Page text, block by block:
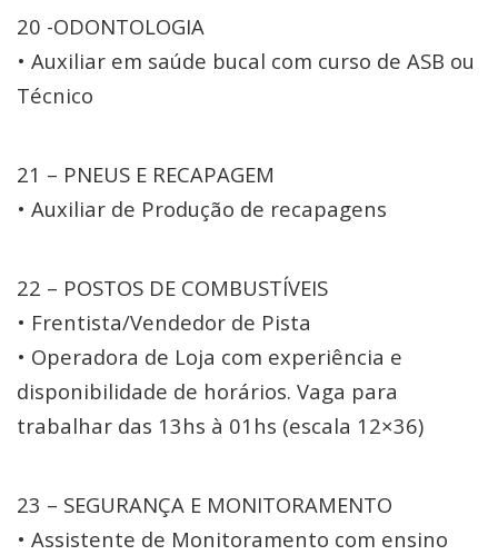
20 -ODONTOLOGIA
• Auxiliar em saúde bucal com curso de ASB ou
Técnico
21 – PNEUS E RECAPAGEM
• Auxiliar de Produção de recapagens
22 – POSTOS DE COMBUSTÍVEIS
• Frentista/Vendedor de Pista
• Operadora de Loja com experiência e
disponibilidade de horários. Vaga para
trabalhar das 13hs à 01hs (escala 12×36)
23 – SEGURANÇA E MONITORAMENTO
• Assistente de Monitoramento com ensino